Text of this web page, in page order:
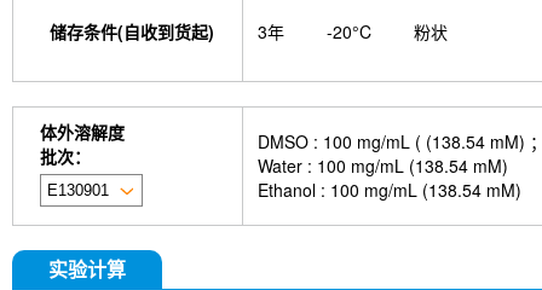
储存条件(自收到货起) 3年 -20°C 粉状
体外溶解度
批次：
DMSO : 100 mg/mL ( (138.54 mM)
Water : 100 mg/mL (138.54 mM)
Ethanol : 100 mg/mL (138.54 mM)
实验计算